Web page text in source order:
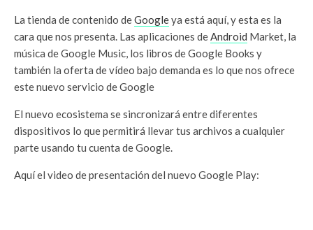
La tienda de contenido deGoogleya está aquí, y esta es la
cara que nos presenta. Las aplicaciones deAndroid Market, la
música de Google Music, los libros de Google Books y
también la oferta de vídeo bajo demanda es lo que nos ofrece
este nuevo servicio de Google
El nuevo ecosistema se sincronizará entre diferentes
dispositivos lo que permitirá llevar tus archivos a cualquier
parte usando tu cuenta de Google.
Aquí el video de presentación del nuevo Google Play: